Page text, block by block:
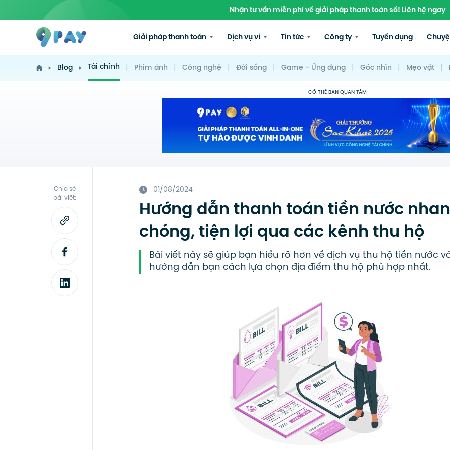
Nhận tư vấn miễn phí về giải pháp thanh toán số!Liên hệ ngay
Giải pháp thanh toán Dịch vụ ví Tin tức Công ty Tuyển dụng
Blog Tài chính | Phim ảnh | Công nghệ | Đời sống | Game - Ứng dụng | Góc nhìn | Mẹo vặt |
CÓ THỂ BẠN QUAN TÂM
Chia sẻ
bài viết:
01/08/2024
Hướng dẫn thanh toán tiền nước
chóng, tiện lợi qua các kênh thu hộ
Bài viết này sẽ giúp bạn hiểu rõ hơn về dịch vụ thu hộ tiền nước
hướng dẫn bạn cách lựa chọn địa điểm thu hộ phù hợp nhất.